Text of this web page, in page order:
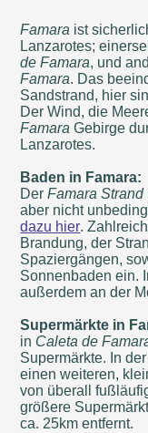
Famara ist
Lanzarotes;
de Famara, und
Famara. Das
Sandstrand, hier
Der Wind, die
Famara Gebirge
Lanzarotes.
Baden in Famara:
DerFamara Strand
aber nicht
dazu hier.
Brandung, der
Spaziergängen,
Sonnenbaden ein.
außerdem an der
Supermärkte in
in Caleta de
Supermärkte. In
einen weiteren,
von überall
größere
ca. 25km entfernt.